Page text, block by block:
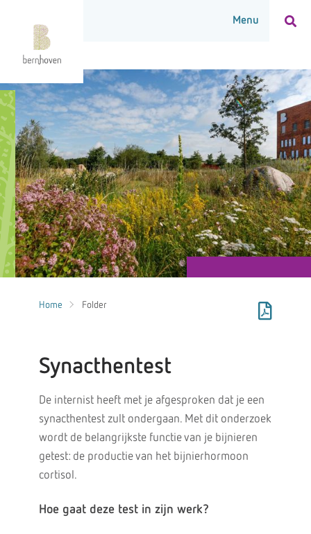
Home Folder
Synacthentest
De internist heeft met je afgesproken dat je een
synacthentest zult ondergaan. Met dit onderzoek
wordt de belangrijkste functie van je bijnieren
getest: de productie van het bijnierhormoon
cortisol.
Hoe gaat deze test in zijn werk?